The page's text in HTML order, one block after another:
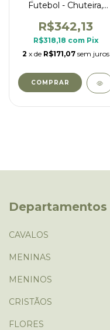
Futebol - Chuteira,
R$342,13
R$318,18 com Pix
2 x de R$171,07 sem juros
COMPRAR
Departamentos
CAVALOS
MENINAS
MENINOS
CRISTÃOS
FLORES